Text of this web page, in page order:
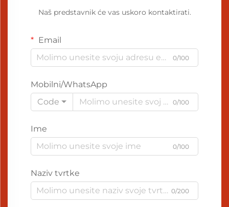
Naš predstavnik će vas uskoro kontaktirati.
Email
0/100
Mobilni/WhatsApp
Code
0/100
Ime
0/100
Naziv tvrtke
0/200